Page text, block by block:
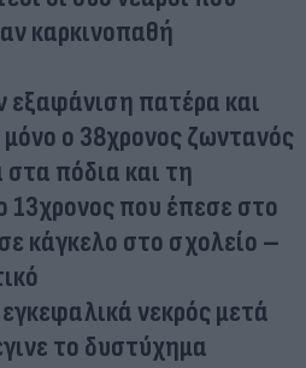
καρκινοπαθή
εξαφάνιση πατέρα και
ο 38χρονος ζωντανός
πόδια και τη
13χρονος που έπεσε στο
κάγκελο στο σχολείο –
νεκρός μετά
το δυστύχημα